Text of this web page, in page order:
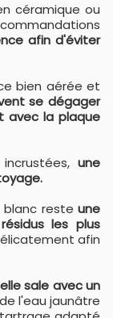
céramique ou
afin d'éviter
bien aérée et
se dégager
avec la plaque
une
blanc reste une
les plus
afin
sale avec un
l'eau jaunâtre